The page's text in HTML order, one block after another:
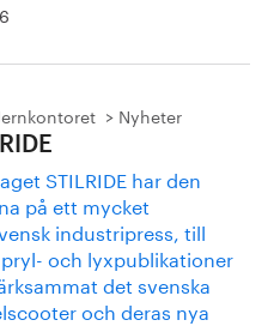
Nyheter
STILRIDE har den
på ett mycket
industripress, till
och lyxpublikationer
det svenska
och deras nya